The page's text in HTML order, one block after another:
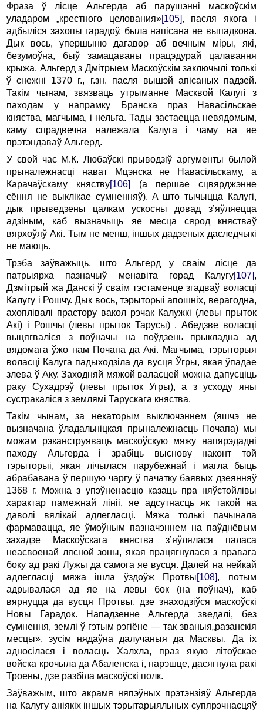
Фра­за ў лісце Альгерда аб парушэнні маскоўскім
уладаром „крестного целования»[105], пасля якога i
адбыліся захопы гарадоў, была напісана не выпадкова.
Дык вось, упершыню дагавор аб вечным міры, які,
безумоўна, быў замацаваны працэдурай цалавання
крыжа, Альгерд з Дмітрыем Маскоўскім заключылі толькі
ў снежні 1370 г., г.зн. пасля вышэй апісаных падзей.
Такім чынам, звязваць утрыманне Масквой Калугі з
паходам у напрамку Бранска праз Навасільскае
княства, магчыма, i нельга. Тады застаецца невядомым,
каму спрадвечна належала Калуга i чаму на яе
прэтэндаваў Альгерд.
У свой час М.К. Любаўскі прыводзіў аргументы былой
прыналежнасці нават Мцэнска не Навасільскаму, а
Карачаўскаму княству[106]
(а першае сцвярджэнне
сёння не выклікае сумненняў). A што тычыцца Калугі,
дык прыведзены цалкам ускосны довад з’яўляецца
адзіным, каб вызначыць яе месца сярод княстваў
вярхоўяў Акі. Тым не менш, іншых дадзеных даследчыкі
не маюць.
Трэба заўважыць, што Альгерд у сваім лісце да
патрыярха пазначыў менавіта горад Калугу[107],
Дзмітрый жа Данскі ў сваім тэстаменце згадваў воласці
Калугу i Рошчу. Дык вось, тэрыторыі апошніх, верагодна,
ахоплівалі прастору вакол рэчак Калужкі (левы прыток
Акі) i Рошчы (левы прыток Та­русы) . Абедзве воласці
выцягваліся з поўначы на поўдзень прыкладна ад
вядомага ўжо нам Почапа да Акі. Магчыма, тэрыторыя
воласці Калуга падыходзіла да вусця Ўгры, якая ўпадае
злева ў Аку. Заходняй мяжой валасцей можна дапусціць
раку Сухадрэў (левы прыток Угры), а з усходу яны
сустракаліся з землямі Тарускага княства.
Такім чынам, за некаторым выключэннем (яшчэ не
вызначана ўладальніцкая прыналежнасць Почапа) мы
можам рэканструяваць маскоўскую мяжу напярэдадні
паходу Альгерда i зрабіць выснову наконт той
тэрыторыі, якая лічылася парубежнай i магла быць
абрабавана ў першую чаргу ў пачатку баявых дзеянняў
1368 г. Можна з упэўненасцю казаць пра няўстойлівы
характар памежнай лініі, яе адсутнасць як такой на
даволі вялікай адлегласці. Мяжа толькі пачынала
фармавацца, яе ўмоўным пазначэннем на паўднёвым
захадзе Маскоўскага княства з’яўлялася паласа
неасвоенай лясной зоны, якая працягнулася з правага
боку ад ракі Лужы да самога яе вусця. Далей на нейкай
адлегласці мяжа ішла ўздоўж Протвы[108], потым
адрывалася ад яе на левы бок (на поўнач), каб
вярнуцца да вусця Протвы, дзе знаходзіўся маскоўскі
Новы Гарадок. Нападзенне Альгерда зведалі, без
сумнення, землі ў гэтым рэгіёне — так званыя„разанскія
месцы», зусім нядаўна далучаныя да Масквы. Да ix
адносілася i воласць Халхла, праз якую літоўскае
войска крочыла да Абаленска і, нарэшце, дасягнула ракі
Троены, дзе разбіла маскоўскі полк.
Заўважым, што акрамя няпэўных прэтэнзіяў Альгерда
на Калугу аніякіх іншых тэрытарыяльных супярэчнасцяў